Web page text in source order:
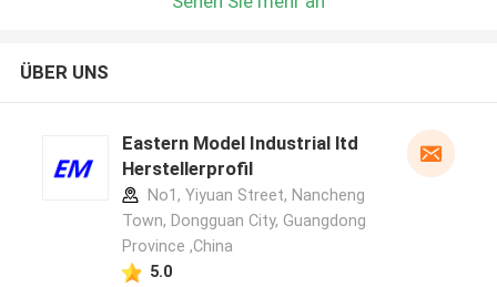
ÜBER UNS
Eastern Model Industrial ltd
Herstellerprofil
No1, Yiyuan Street, Nancheng
Town, Dongguan City, Guangdong
Province ,China
5.0